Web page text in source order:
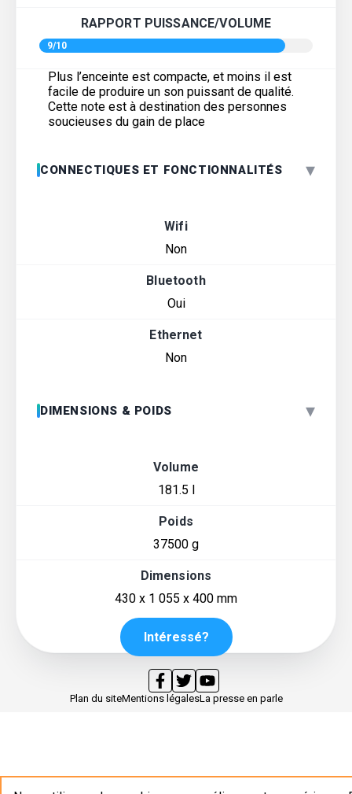
RAPPORT PUISSANCE/VOLUME
9/10
Plus l’enceinte est compacte, et moins il est
facile de produire un son puissant de qualité.
Cette note est à destination des personnes
soucieuses du gain de place
CONNECTIQUES ET FONCTIONNALITÉS ▾
Wifi
Non
Bluetooth
Oui
Ethernet
Non
DIMENSIONS & POIDS ▾
Volume
181.5 l
Poids
37500 g
Dimensions
430 x 1 055 x 400 mm
Intéressé?
Plan du siteMentions légalesLa presse en parle